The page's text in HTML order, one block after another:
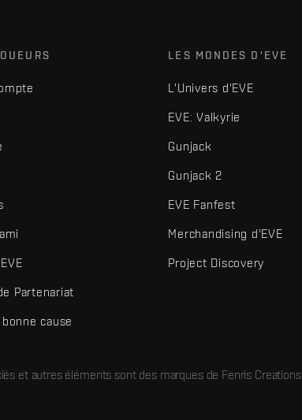
Partenariat
cause
LES MONDES D'EVE
L'Univers d'EVE
EVE: Valkyrie
Gunjack
Gunjack 2
EVE Fanfest
Merchandising d'EVE
Project Discovery
et autres éléments sont des marques de Fenris Creations.